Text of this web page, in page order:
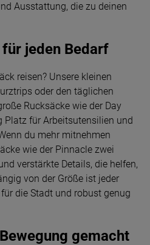
Ausstattung, die zu deinen
jeden Bedarf
reisen? Unsere kleinen
oder den täglichen
Rucksäcke wie der Day
Platz für Arbeitsutensilien und
du mehr mitnehmen
wie der Pinnacle zwei
verstärkte Details, die helfen,
von der Größe ist jeder
die Stadt und robust genug
gemacht